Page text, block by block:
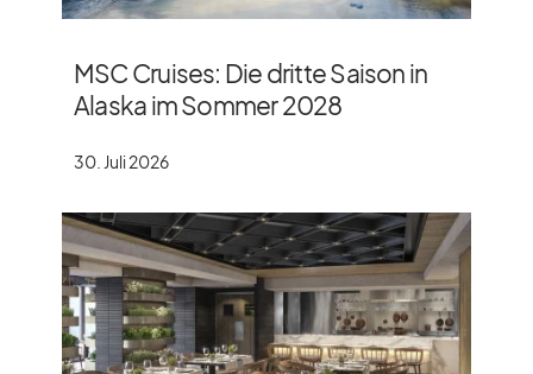
MSC Cruises: Die dritte Saison in
Alaska im Sommer 2028
30. Juli 2026